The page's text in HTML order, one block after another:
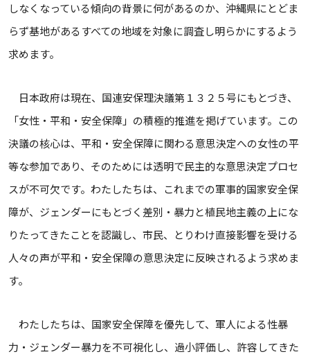
しなくなっている傾向の背景に何があるのか、沖縄県にとどま
らず基地があるすべての地域を対象に調査し明らかにするよう
求めます。
日本政府は現在、国連安保理決議第１３２５号にもとづき、
「女性・平和・安全保障」の積極的推進を掲げています。この
決議の核心は、平和・安全保障に関わる意思決定への女性の平
等な参加であり、そのためには透明で民主的な意思決定プロセ
スが不可欠です。わたしたちは、これまでの軍事的国家安全保
障が、ジェンダーにもとづく差別・暴力と植民地主義の上にな
りたってきたことを認識し、市民、とりわけ直接影響を受ける
人々の声が平和・安全保障の意思決定に反映されるよう求めま
す。
わたしたちは、国家安全保障を優先して、軍人による性暴
力・ジェンダー暴力を不可視化し、過小評価し、許容してきた